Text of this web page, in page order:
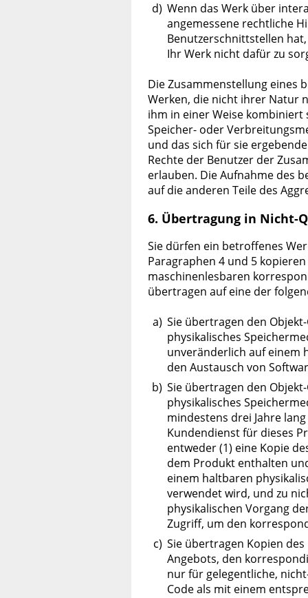
d) Wenn das Werk über
angemessene rechtliche
Benutzerschnittstellen
Ihr Werk nicht dafür zu
Die Zusammenstellung eines
Werken, die nicht ihrer Natur
ihm in einer Weise
Speicher- oder
und das sich für sie
Rechte der Benutzer der
erlauben. Die Aufnahme des
auf die anderen Teile des
6. Übertragung in Nicht-
Sie dürfen ein betroffenes
Paragraphen 4 und 5
maschinenlesbaren
übertragen auf eine der
a) Sie übertragen den
physikalisches
unveränderlich auf einem
den Austausch von
b) Sie übertragen den
physikalisches
mindestens drei Jahre
Kundendienst für dieses
entweder (1) eine Kopie
dem Produkt enthalten
einem haltbaren
verwendet wird, und zu
physikalischen Vorgang
Zugriff, um den
c) Sie übertragen Kopien
Angebots, den
nur für gelegentliche,
Code als mit einem